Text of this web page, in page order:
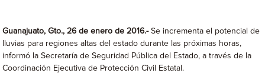
Guanajuato, Gto., 26 de enero de 2016.-Se incrementa el potencial de
lluvias para regiones altas del estado durante las próximas horas,
informó la Secretaría de Seguridad Pública del Estado, a través de la
Coordinación Ejecutiva de Protección Civil Estatal.